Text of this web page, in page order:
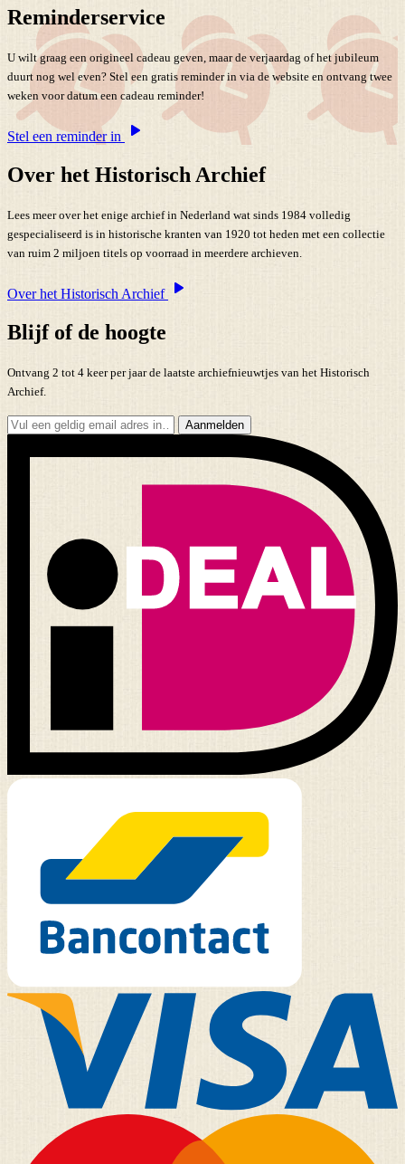
Reminderservice
U wilt graag een origineel cadeau geven, maar de verjaardag of het jubileum
duurt nog wel even? Stel een gratis reminder in via de website en ontvang twee
weken voor datum een cadeau reminder!
Stel een reminder in
Over het Historisch Archief
Lees meer over het enige archief in Nederland wat sinds 1984 volledig
gespecialiseerd is in historische kranten van 1920 tot heden met een collectie
van ruim 2 miljoen titels op voorraad in meerdere archieven.
Over het Historisch Archief
Blijf of de hoogte
Ontvang 2 tot 4 keer per jaar de laatste archiefnieuwtjes van het Historisch
Archief.
Aanmelden